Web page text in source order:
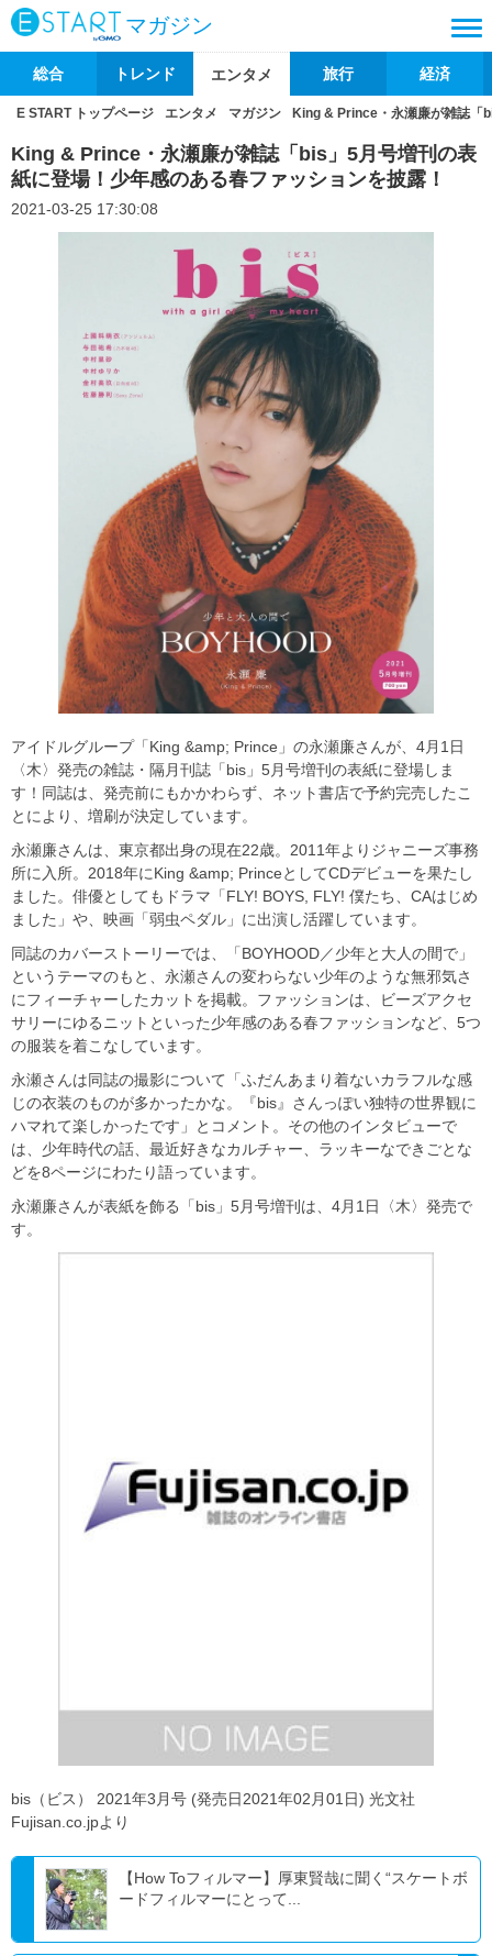
マガジン
総合 トレンド エンタメ 旅行 経済
E START トップページ エンタメ マガジン King & Prince・永瀬廉が雑誌「
King & Prince・永瀬廉が雑誌「bis」5月号増刊の表
紙に登場！少年感のある春ファッションを披露！
2021-03-25 17:30:08
アイドルグループ「King &amp; Prince」の永瀬廉さんが、4月1日
〈木〉発売の雑誌・隔月刊誌「bis」5月号増刊の表紙に登場しま
す！同誌は、発売前にもかかわらず、ネット書店で予約完売したこ
とにより、増刷が決定しています。
永瀬廉さんは、東京都出身の現在22歳。2011年よりジャニーズ事務
所に入所。2018年にKing &amp; PrinceとしてCDデビューを果たし
ました。俳優としてもドラマ「FLY! BOYS, FLY! 僕たち、CAはじめ
ました」や、映画「弱虫ペダル」に出演し活躍しています。
同誌のカバーストーリーでは、「BOYHOOD／少年と大人の間で」
というテーマのもと、永瀬さんの変わらない少年のような無邪気さ
にフィーチャーしたカットを掲載。ファッションは、ビーズアクセ
サリーにゆるニットといった少年感のある春ファッションなど、5つ
の服装を着こなしています。
永瀬さんは同誌の撮影について「ふだんあまり着ないカラフルな感
じの衣装のものが多かったかな。『bis』さんっぽい独特の世界観に
ハマれて楽しかったです」とコメント。その他のインタビューで
は、少年時代の話、最近好きなカルチャー、ラッキーなできごとな
どを8ページにわたり語っています。
永瀬廉さんが表紙を飾る「bis」5月号増刊は、4月1日〈木〉発売で
す。
bis（ビス） 2021年3月号 (発売日2021年02月01日) 光文社
Fujisan.co.jpより
【How Toフィルマー】厚東賢哉に聞く“スケートボ
ードフィルマーにとって...